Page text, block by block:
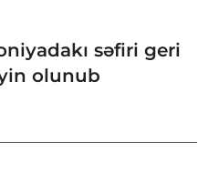
səfiri geri
olunub